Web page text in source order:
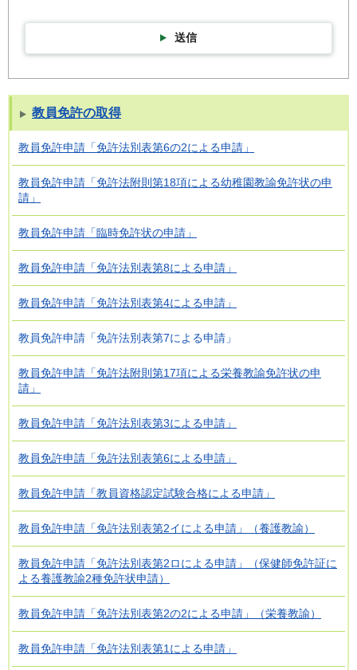
送信
教員免許の取得
教員免許申請「免許法別表第6の2による申請」
教員免許申請「免許法附則第18項による幼稚園教諭免許状の申
請」
教員免許申請「臨時免許状の申請」
教員免許申請「免許法別表第8による申請」
教員免許申請「免許法別表第4による申請」
教員免許申請「免許法別表第7による申請」
教員免許申請「免許法附則第17項による栄養教諭免許状の申
請」
教員免許申請「免許法別表第3による申請」
教員免許申請「免許法別表第6による申請」
教員免許申請「教員資格認定試験合格による申請」
教員免許申請「免許法別表第2イによる申請」（養護教諭）
教員免許申請「免許法別表第2ロによる申請」（保健師免許証に
よる養護教諭2種免許状申請）
教員免許申請「免許法別表第2の2による申請」（栄養教諭）
教員免許申請「免許法別表第1による申請」